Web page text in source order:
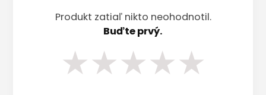
Produkt zatiaľ nikto neohodnotil.
Buďte prvý.
★★★★★